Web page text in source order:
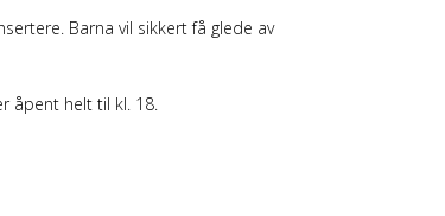
Barna vil sikkert få glede av
åpent helt til kl. 18.